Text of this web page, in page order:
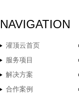
NAVIGATION
灌顶云首页
服务项目
解决方案
合作案例